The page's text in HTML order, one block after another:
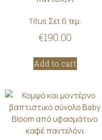
Titus Σετ 6 τεμ.
€190.00
Add to cart